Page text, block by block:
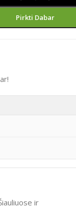
Pirkti Dabar
ir